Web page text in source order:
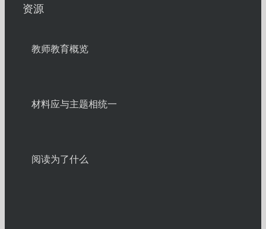
资源
教师教育概览
材料应与主题相统一
阅读为了什么